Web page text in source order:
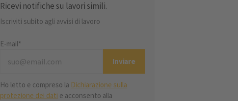
Ricevi notifiche su lavori simili.
Iscriviti subito agli avvisi di lavoro
E-mail*
Ho letto e compreso la Dichiarazione sulla
protezione dei dati e acconsento alla